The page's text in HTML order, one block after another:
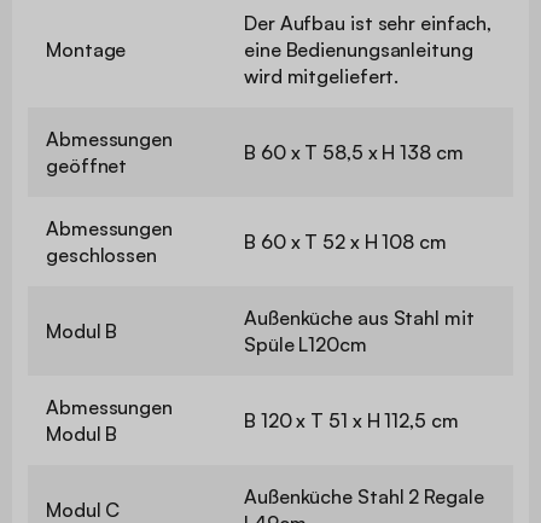
Montage
Der Aufbau ist sehr einfach,
eine Bedienungsanleitung
wird mitgeliefert.
Abmessungen
geöffnet
B 60 x T 58,5 x H 138 cm
Abmessungen
geschlossen
B 60 x T 52 x H 108 cm
Modul B
Außenküche aus Stahl mit
Spüle L120cm
Abmessungen
Modul B
B 120 x T 51 x H 112,5 cm
Modul C
Außenküche Stahl 2 Regale